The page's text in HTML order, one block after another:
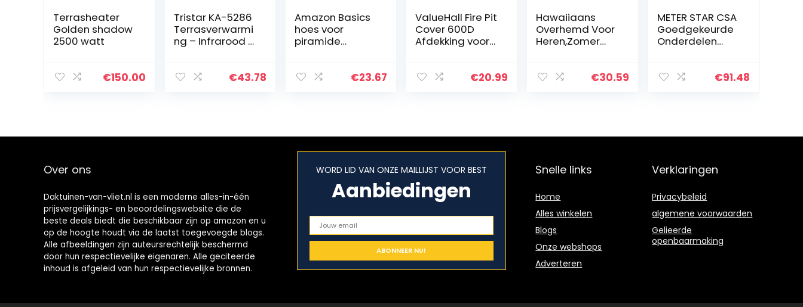
Terrasheater
Golden shadow
2500 watt
€150.00
Tristar KA-5286
Terrasverwarmi
ng – Infrarood –
€43.78
Amazon Basics
hoes voor
piramide
r – zwart
€23.67
ValueHall Fire Pit
Cover 600D
Afdekking voor
voor Vuurschaal
€20.99
Hawaiiaans
Overhemd Voor
Heren,Zomer
Luipaard Print
€30.59
METER STAR CSA
Goedgekeurde
Onderdelen
n haard
€91.48
Over ons
Daktuinen-van-vliet.nl is een moderne alles-in-één
prijsvergelijkings- en beoordelingswebsite die de
beste deals biedt die beschikbaar zijn op amazon en u
op de hoogte houdt via de laatst toegevoegde blogs.
Alle afbeeldingen zijn auteursrechtelijk beschermd
door hun respectievelijke eigenaren. Alle geciteerde
inhoud is afgeleid van hun respectievelijke bronnen.
WORD LID VAN ONZE MAILLIJST VOOR BEST
Aanbiedingen
Snelle links
Home
Alles winkelen
Blogs
Onze webshops
Adverteren
Verklaringen
Privacybeleid
algemene voorwaarden
Gelieerde
openbaarmaking